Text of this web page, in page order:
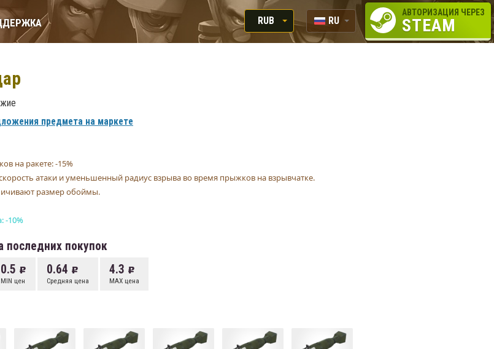
RUB
RUB
RU
EN
АВТОРИЗАЦИЯ ЧЕРЕЗ
STEAM
предмета на маркете
на ракете: -15%
атаки и уменьшенный радиус взрыва во время прыжков на взрывчатке.
размер обоймы.
-10%
последних покупок
0.5
MIN цен
0.64
Средняя цена
4.3
MAX цена